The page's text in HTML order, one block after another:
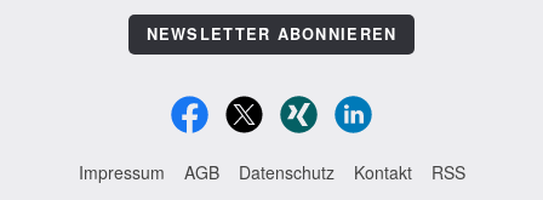
NEWSLETTER ABONNIEREN
Impressum AGB Datenschutz Kontakt RSS